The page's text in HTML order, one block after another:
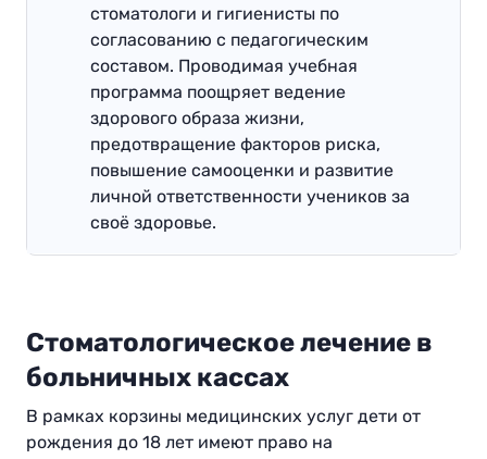
стоматологи и гигиенисты по
согласованию с педагогическим
составом. Проводимая учебная
программа поощряет ведение
здорового образа жизни,
предотвращение факторов риска,
повышение самооценки и развитие
личной ответственности учеников за
своё здоровье.
Стоматологическое лечение в
больничных кассах
В рамках корзины медицинских услуг дети от
рождения до 18 лет имеют право на